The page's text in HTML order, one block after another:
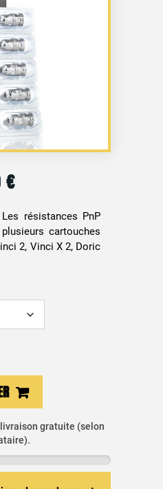
€
résistances PnP
cartouches
2, Vinci X 2, Doric
gratuite (selon